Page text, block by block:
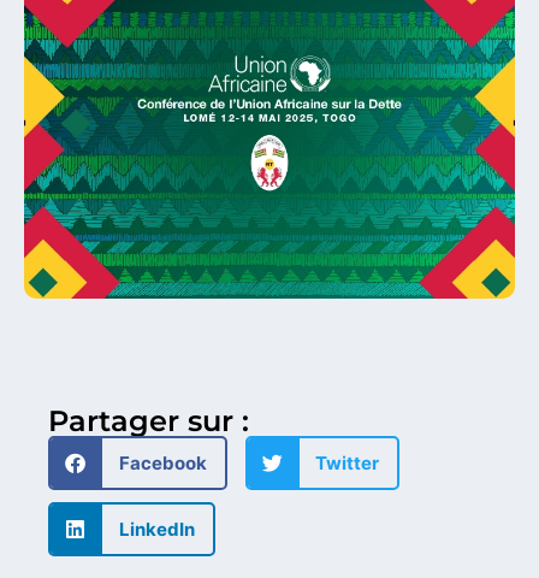
Partager sur :
Facebook Twitter
LinkedIn